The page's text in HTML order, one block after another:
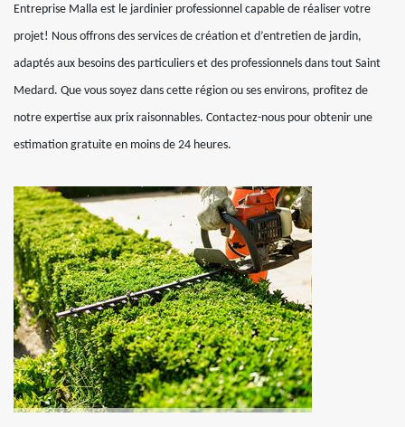
Entreprise Malla est le jardinier professionnel capable de réaliser votre
projet! Nous offrons des services de création et d’entretien de jardin,
adaptés aux besoins des particuliers et des professionnels dans tout Saint
Medard. Que vous soyez dans cette région ou ses environs, profitez de
notre expertise aux prix raisonnables. Contactez-nous pour obtenir une
estimation gratuite en moins de 24 heures.